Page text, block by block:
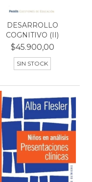
DESARROLLO
COGNITIVO (II)
$45.900,00
SIN STOCK